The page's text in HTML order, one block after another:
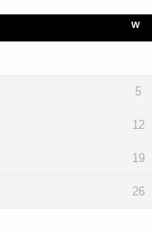
W
5
12
19
26